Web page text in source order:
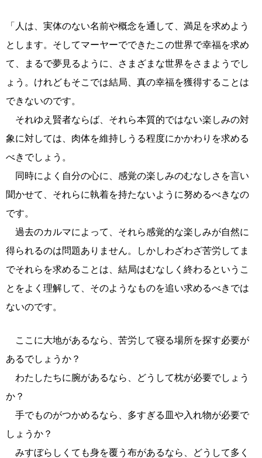
「人は、実体のない名前や概念を通して、満足を求めよう
とします。そしてマーヤーでできたこの世界で幸福を求め
て、まるで夢見るように、さまざまな世界をさまようでし
ょう。けれどもそこでは結局、真の幸福を獲得することは
できないのです。
それゆえ賢者ならば、それら本質的ではない楽しみの対
象に対しては、肉体を維持しうる程度にかかわりを求める
べきでしょう。
同時によく自分の心に、感覚の楽しみのむなしさを言い
聞かせて、それらに執着を持たないように努めるべきなの
です。
過去のカルマによって、それら感覚的な楽しみが自然に
得られるのは問題ありません。しかしわざわざ苦労してま
でそれらを求めることは、結局はむなしく終わるというこ
とをよく理解して、そのようなものを追い求めるべきでは
ないのです。
ここに大地があるなら、苦労して寝る場所を探す必要が
あるでしょうか？
わたしたちに腕があるなら、どうして枕が必要でしょう
か？
手でものがつかめるなら、多すぎる皿や入れ物が必要で
しょうか？
みすぼらしくても身を覆う布があるなら、どうして多く